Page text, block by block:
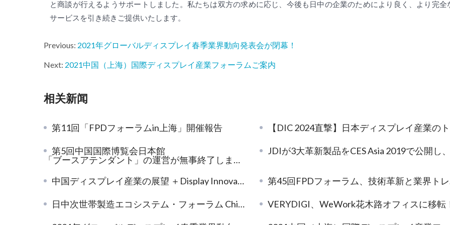
と商談が行えるようサポートしました。私たちは双方の求めに応じ、今後も日中の企業のためにより良く、より完全
サービスを引き続きご提供いたします。
Previous: 2021年グローバルディスプレイ春季業界動向発表会が閉幕！
Next: 2021中国（上海）国際ディスプレイ産業フォーラムご案内
相关新闻
第11回「FPDフォーラムin上海」開催報告 【DIC 2024直撃】日本ディスプレイ産業のトップ企業が集結、最先端技術でグローバル市場を牽引
第5回中国国際博覧会日本館
「ブースアテンダント」の運営が無事終了しました
JDIが3大革新製品をCES Asia 2019で公開し、中国のコンシューマエレクトロニクス市場に進出した
中国ディスプレイ産業の展望 ＋Display Innovation China 2021説明会 第45回FPDフォーラム、技術革新と業界トレンドが一体となって成功裏に開催
日中次世帯製造エコシステム・フォーラム China EcoSystem 2019、東京で開催 VERYDIGI、WeWork花木路オフィスに移転